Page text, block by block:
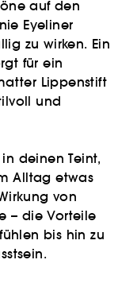
auf den
Eyeliner
zu wirken. Ein
für ein
Lippenstift
und
deinen Teint,
Alltag etwas
von
– die Vorteile
bis hin zu